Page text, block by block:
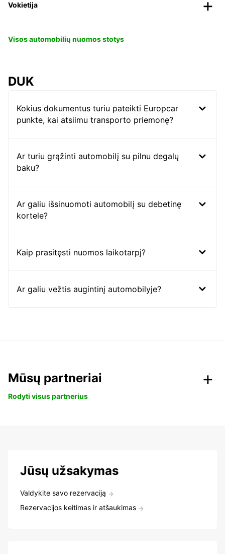
Vokietija
Visos automobilių nuomos stotys
DUK
Kokius dokumentus turiu pateikti Europcar
punkte, kai atsiimu transporto priemonę?
Ar turiu grąžinti automobilį su pilnu degalų
baku?
Ar galiu išsinuomoti automobilį su debetinę
kortele?
Kaip prasitęsti nuomos laikotarpį?
Ar galiu vežtis augintinį automobilyje?
Mūsų partneriai
Rodyti visus partnerius
Jūsų užsakymas
Valdykite savo rezervaciją
Rezervacijos keitimas ir atšaukimas